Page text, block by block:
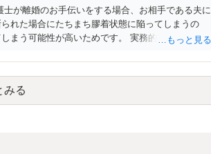
が離婚のお手伝いをする場合、お相手である夫に
れた場合にたちまち膠着状態に陥ってしまうの
まう可能性が高いためです。 実務的には、ご相談
みる